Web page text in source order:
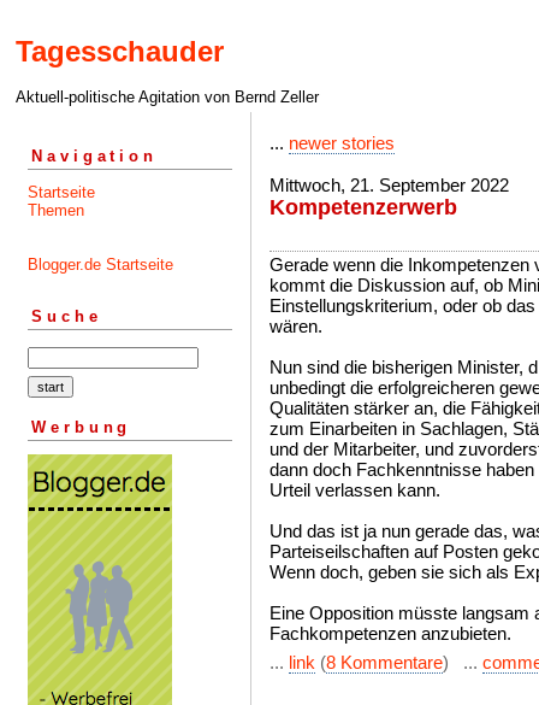
Tagesschauder
Aktuell-politische Agitation von Bernd Zeller
Navigation
Startseite
Themen
Blogger.de Startseite
Suche
Werbung
... newer stories
Mittwoch, 21. September 2022
Kompetenzerwerb
Gerade wenn die Inkompetenzen
kommt die Diskussion auf, ob
Einstellungskriterium, oder ob
wären.
Nun sind die bisherigen Minister,
unbedingt die erfolgreicheren
Qualitäten stärker an, die
zum Einarbeiten in Sachlagen,
und der Mitarbeiter, und
dann doch Fachkenntnisse
Urteil verlassen kann.
Und das ist ja nun gerade das,
Parteiseilschaften auf Posten
Wenn doch, geben sie sich als
Eine Opposition müsste langsam
Fachkompetenzen anzubieten.
... link (8 Kommentare) ...